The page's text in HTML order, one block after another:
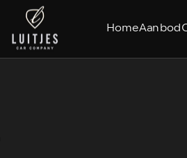
HomeAanbod